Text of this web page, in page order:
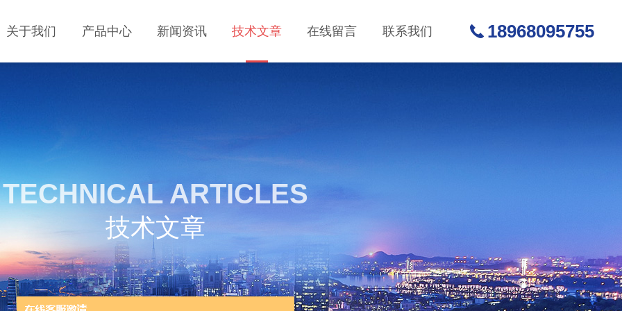
关于我们 产品中心 新闻资讯 技术文章 在线留言 联系我们 18968095755
TECHNICAL ARTICLES
技术文章